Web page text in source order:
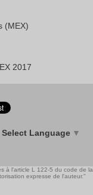
(MEX)
2017
Select Language ▼
à l'article L 122-5 du code de la
expresse de l'auteur."